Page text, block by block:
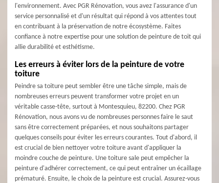
l'environnement. Avec PGR Rénovation, vous avez l'assurance d'un
service personnalisé et d'un résultat qui répond à vos attentes tout
en contribuant à la préservation de notre écosystème. Faites
confiance à notre expertise pour une solution de peinture de toit qui
allie durabilité et esthétisme.
Les erreurs à éviter lors de la peinture de votre
toiture
Peindre sa toiture peut sembler être une tâche simple, mais de
nombreuses erreurs peuvent transformer votre projet en un
véritable casse-tête, surtout à Montesquieu, 82200. Chez PGR
Rénovation, nous avons vu de nombreuses personnes faire le saut
sans être correctement préparées, et nous souhaitons partager
quelques conseils pour éviter les erreurs courantes. Tout d'abord, il
est crucial de bien nettoyer votre toiture avant d'appliquer la
moindre couche de peinture. Une toiture sale peut empêcher la
peinture d'adhérer correctement, ce qui peut entraîner un écaillage
prématuré. Ensuite, le choix de la peinture est crucial. Assurez-vous